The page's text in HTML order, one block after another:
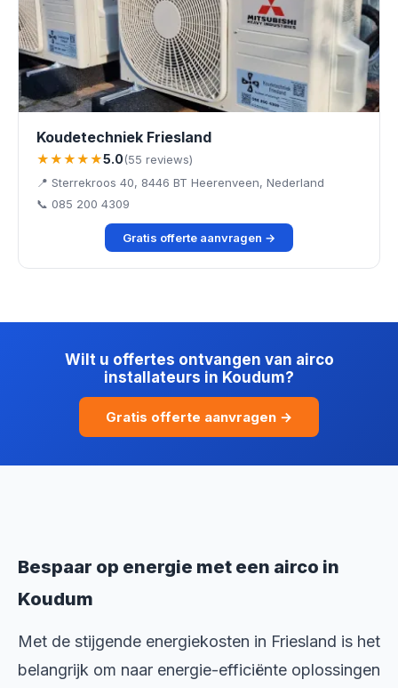
Koudetechniek Friesland
★★★★★5.0(55 reviews)
📍 Sterrekroos 40, 8446 BT Heerenveen, Nederland
📞 085 200 4309
Gratis offerte aanvragen →
Wilt u offertes ontvangen van airco
installateurs in Koudum?
Gratis offerte aanvragen →
Bespaar op energie met een airco in
Koudum
Met de stijgende energiekosten in Friesland is het
belangrijk om naar energie-efficiënte oplossingen